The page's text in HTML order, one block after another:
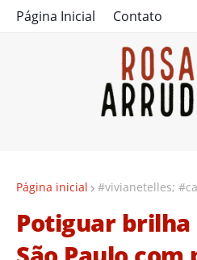
Página Inicial Contato
Página inicial #vivianetelles;
Potiguar brilha